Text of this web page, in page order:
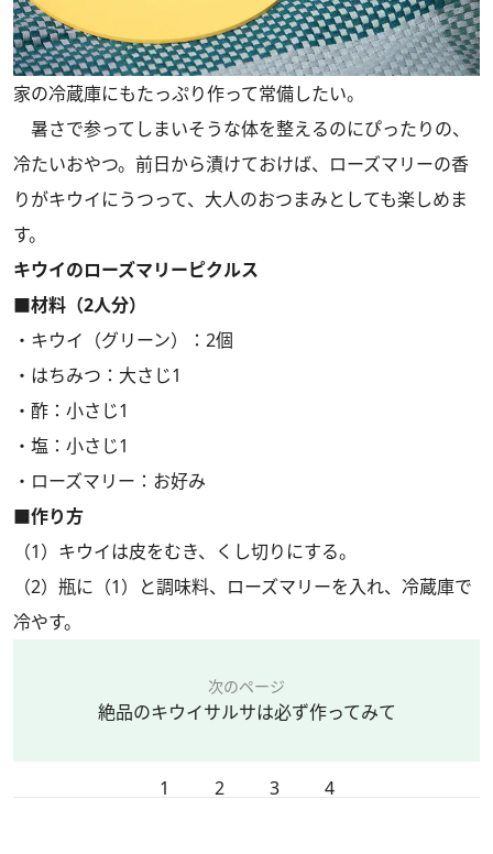
家の冷蔵庫にもたっぷり作って常備したい。
暑さで参ってしまいそうな体を整えるのにぴったりの、
冷たいおやつ。前日から漬けておけば、ローズマリーの香
りがキウイにうつって、大人のおつまみとしても楽しめま
す。
キウイのローズマリーピクルス
■材料（2人分）
・キウイ（グリーン）：2個
・はちみつ：大さじ1
・酢：小さじ1
・塩：小さじ1
・ローズマリー：お好み
■作り方
（1）キウイは皮をむき、くし切りにする。
（2）瓶に（1）と調味料、ローズマリーを入れ、冷蔵庫で
冷やす。
次のページ
絶品のキウイサルサは必ず作ってみて
1 2 3 4